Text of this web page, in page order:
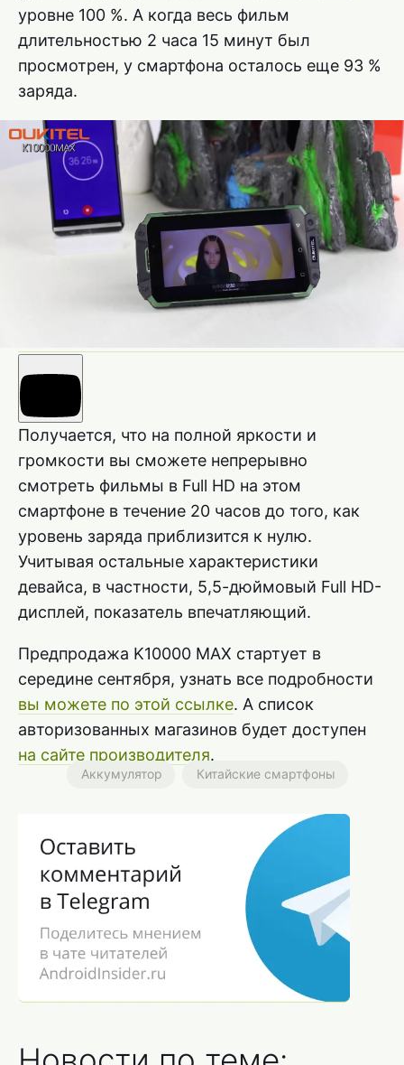
уровне 100 %. А когда весь фильм
длительностью 2 часа 15 минут был
просмотрен, у смартфона осталось еще 93 %
заряда.
Получается, что на полной яркости и
громкости вы сможете непрерывно
смотреть фильмы в Full HD на этом
смартфоне в течение 20 часов до того, как
уровень заряда приблизится к нулю.
Учитывая остальные характеристики
девайса, в частности, 5,5-дюймовый Full HD-
дисплей, показатель впечатляющий.
Предпродажа K10000 MAX стартует в
середине сентября, узнать все подробности
вы можете по этой ссылке. А список
авторизованных магазинов будет доступен
на сайте производителя.
Аккумулятор Китайские смартфоны